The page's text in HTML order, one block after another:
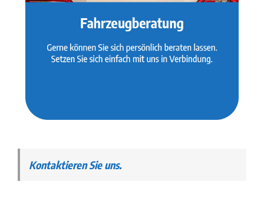
Kontaktieren Sie uns.